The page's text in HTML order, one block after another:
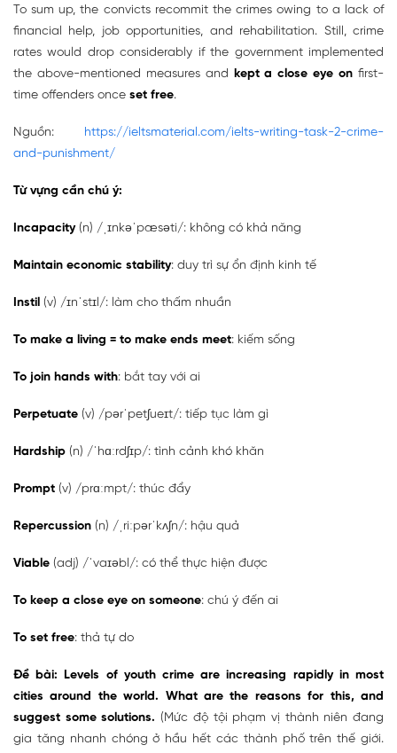
To sum up, the convicts recommit the crimes owing to a lack of
financial help, job opportunities, and rehabilitation. Still, crime
rates would drop considerably if the government implemented
the above-mentioned measures and kept a close eye onfirst-
time offenders once set free.
Nguồn: https://ieltsmaterial.com/ielts-writing-task-2-crime-
and-punishment/
Từ vựng cần chú ý:
Incapacity (n) /ˌɪnkəˈpæsəti/: không có khả năng
Maintain economic stability: duy trì sự ổn định kinh tế
Instil (v) /ɪnˈstɪl/: làm cho thấm nhuần
To make a living = to make ends meet: kiếm sống
To join hands with: bắt tay với ai
Perpetuate (v) /pərˈpetʃueɪt/: tiếp tục làm gì
Hardship (n) /ˈhɑːrdʃɪp/: tình cảnh khó khăn
Prompt (v) /prɑːmpt/: thúc đẩy
Repercussion (n) /ˌriːpərˈkʌʃn/: hậu quả
Viable (adj) /ˈvaɪəbl/: có thể thực hiện được
To keep a close eye on someone: chú ý đến ai
To set free: thả tự do
Đề bài: Levels of youth crime are increasing rapidly in most
cities around the world. What are the reasons for this, and
suggest some solutions.(Mức độ tội phạm vị thành niên đang
gia tăng nhanh chóng ở hầu hết các thành phố trên thế giới.